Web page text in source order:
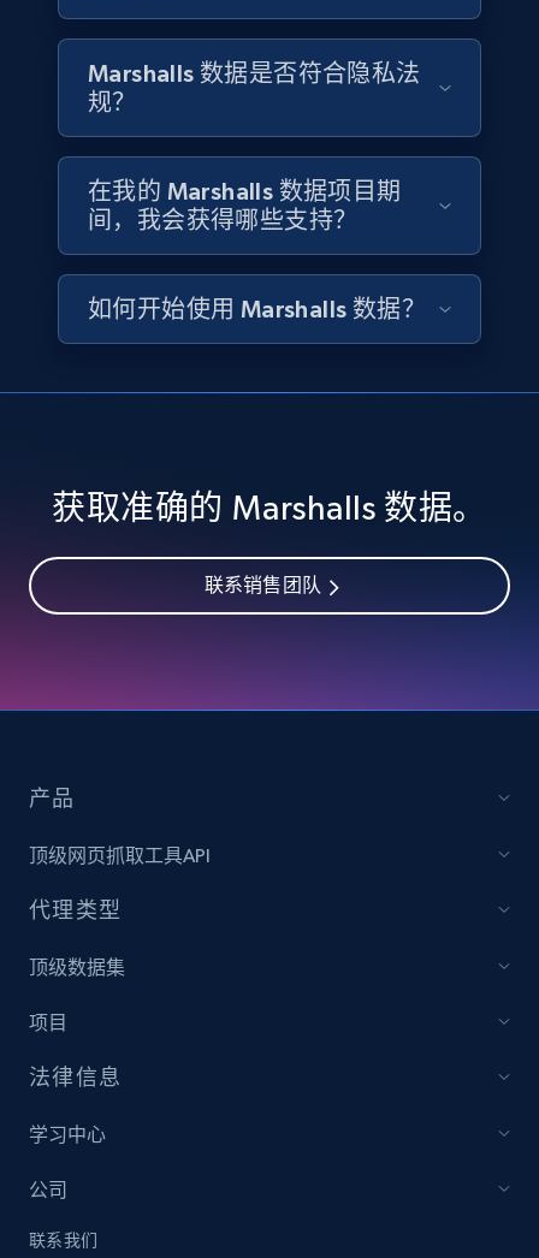
Airbnb Properties Information
Name, Price, Image, Description, Category,
Availability, Discount, Reviews, and more.
Travel
X id, URL, ID, Profile name, Biography, Is verified,
Profile image link, External link, and more.
Title, Popularity, Genres, Presentation, Credit,
Free datasets
3.4K+
Overview id, Review id, Review url, Rating date,
end year, Employee length, and more.
Business
Marshalls 数据是否符合隐私法
规？
在我的 Marshalls 数据项目期
间，我会获得哪些支持？
如何开始使用 Marshalls 数据？
获取准确的 Marshalls 数据。
联系销售团队
产品
顶级网页抓取工具API
代理类型
顶级数据集
项目
法律信息
学习中心
公司
联系我们